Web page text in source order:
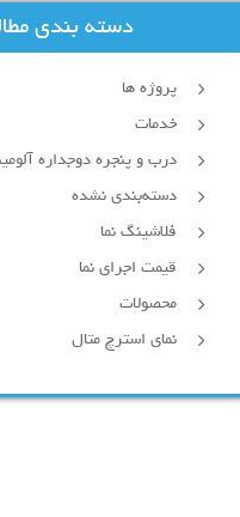
دسته بندی
پروژه ها
خدمات
درب و پنجره دوجداره
دسته‌بندی نشده
فلاشینگ نما
قیمت اجرای نما
محصولات
نمای استرچ متال